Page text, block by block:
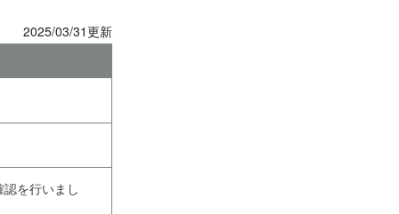
2025/03/31更新
を行いまし